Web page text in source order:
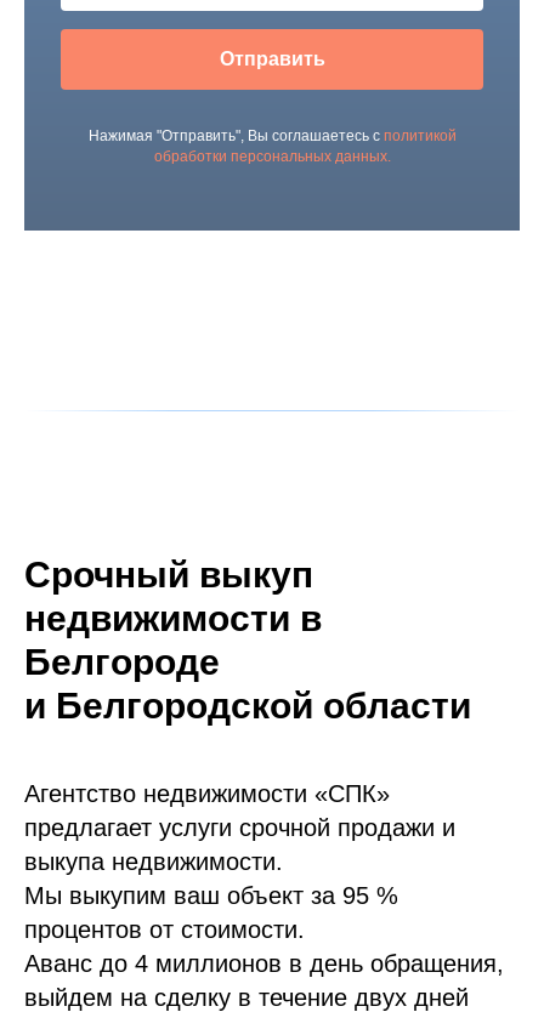
Отправить
Нажимая "Отправить", Вы соглашаетесь с политикой
обработки персональных данных.
Срочный выкуп
недвижимости в
Белгороде
и Белгородской области
Агентство недвижимости «СПК»
предлагает услуги срочной продажи и
выкупа недвижимости.
Мы выкупим ваш объект за 95 %
процентов от стоимости.
Аванс до 4 миллионов в день обращения,
выйдем на сделку в течение двух дней